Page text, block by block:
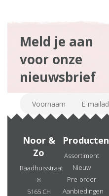
Meld je aan
voor onze
nieuwsbrief
Noor &
Zo
Raadhuisstraat
8
5165 CH
Producten
Assortiment
Nieuw
Pre-order
Aanbiedingen